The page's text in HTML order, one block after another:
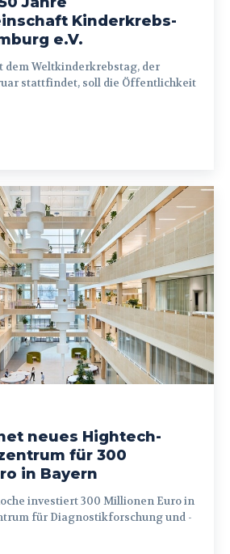
Kinderkrebs-
e.V.
stattfindet, soll die Öffentlichkeit
neues Hightech-
für 300
in Bayern
für Diagnostikforschung und -